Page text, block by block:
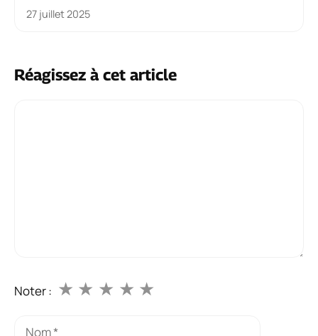
27 juillet 2025
Réagissez à cet article
Noter : ★
★
★
★
★
Nom